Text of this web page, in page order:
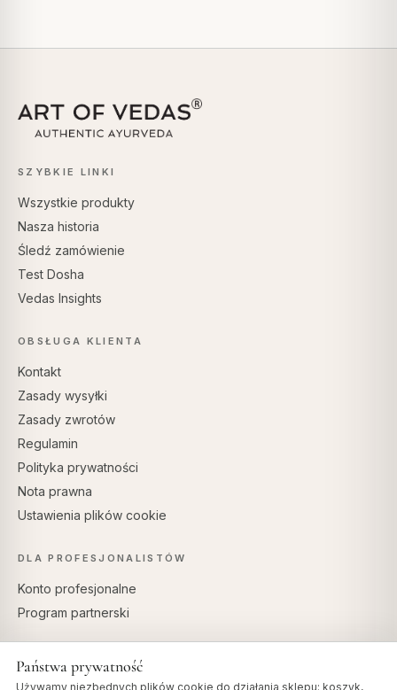
SZYBKIE LINKI
Wszystkie produkty
Nasza historia
Śledź zamówienie
Test Dosha
Vedas Insights
OBSŁUGA KLIENTA
Kontakt
Zasady wysyłki
Zasady zwrotów
Regulamin
Polityka prywatności
Nota prawna
Ustawienia plików cookie
DLA PROFESJONALISTÓW
Konto profesjonalne
Program partnerski
Państwa prywatność
Używamy niezbędnych plików cookie do działania sklepu: koszyk,